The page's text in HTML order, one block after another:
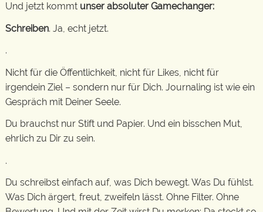
Und jetzt kommt unser absoluter Gamechanger:
Schreiben. Ja, echt jetzt.
.
Nicht für die Öffentlichkeit, nicht für Likes, nicht für
irgendein Ziel – sondern nur für Dich. Journaling ist wie ein
Gespräch mit Deiner Seele.
Du brauchst nur Stift und Papier. Und ein bisschen Mut,
ehrlich zu Dir zu sein.
.
Du schreibst einfach auf, was Dich bewegt. Was Du fühlst.
Was Dich ärgert, freut, zweifeln lässt. Ohne Filter. Ohne